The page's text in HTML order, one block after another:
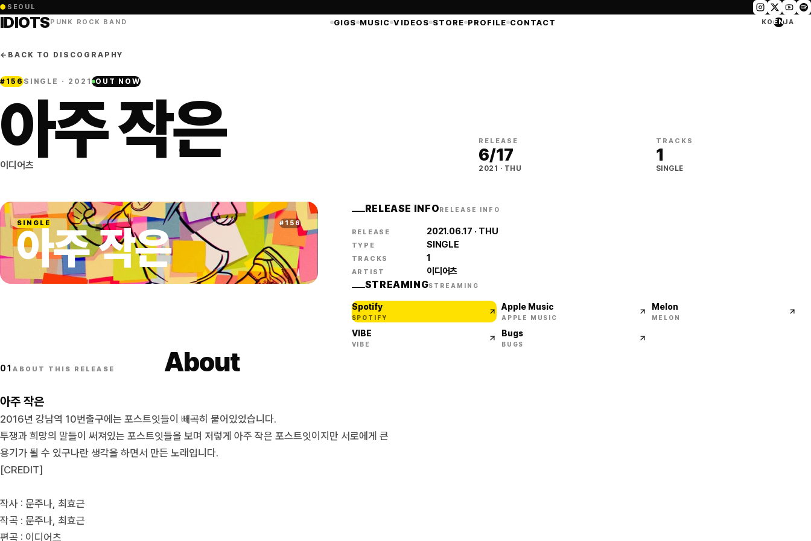
● SEOUL
IDIOTSPUNK ROCK BAND GIGS MUSIC VIDEOS STORE PROFILE CONTACT KO ENJA
← BACK TO DISCOGRAPHY
# 156SINGLE · 2021 OUT NOW
아주 작은
이디어츠
RELEASE
6/17
2021 · THU
TRACKS
1
SINGLE
SINGLE # 156
아주 작은
RELEASE INFORELEASE INFO
RELEASE 2021.06.17 · THU
TYPE SINGLE
TRACKS 1
ARTIST 이디어츠
STREAMINGSTREAMING
Spotify
SPOTIFY
Apple Music
APPLE MUSIC
Melon
MELON
VIBE
VIBE
Bugs
BUGS
01ABOUT THIS RELEASE About
아주 작은
2016년 강남역 10번출구에는 포스트잇들이 빼곡히 붙어있었습니다.
투쟁과 희망의 말들이 써져있는 포스트잇들을 보며 저렇게 아주 작은 포스트잇이지만 서로에게 큰
용기가 될 수 있구나란 생각을 하면서 만든 노래입니다.
[CREDIT]
작사 : 문주나, 최효근
작곡 : 문주나, 최효근
편곡 : 이디어츠